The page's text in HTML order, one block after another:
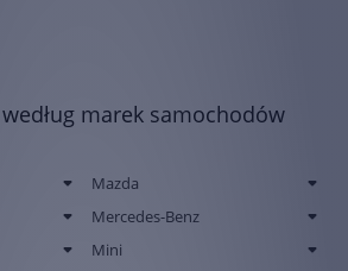
marek samochodów
Mazda
Mercedes-Benz
Mini